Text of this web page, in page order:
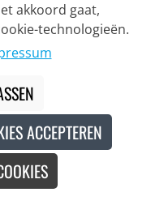
akkoord gaat,
technologieën.
ACCEPTEREN